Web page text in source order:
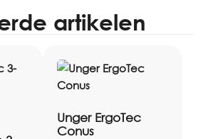
artikelen
Unger ErgoTec
Conus